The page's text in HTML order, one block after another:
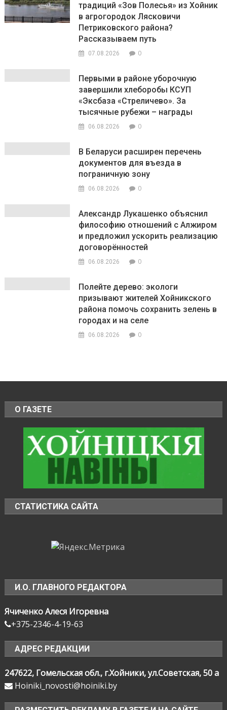
традиций «Зов Полесья» из Хойник
в агрогородок Лясковичи
Петриковского района?
Рассказываем путь
07.08.2026 0
Первыми в районе уборочную
завершили хлеборобы КСУП
«Эксбаза «Стреличево». За
тысячные рубежи – награды
06.08.2026 0
В Беларуси расширен перечень
документов для въезда в
пограничную зону
06.08.2026 0
Александр Лукашенко объяснил
философию отношений с Алжиром
и предложил ускорить реализацию
договорённостей
06.08.2026 0
Полейте дерево: экологи
призывают жителей Хойникского
района помочь сохранить зелень в
городах и на селе
06.08.2026 0
О ГАЗЕТЕ
СТАТИСТИКА САЙТА
И.О. ГЛАВНОГО РЕДАКТОРА
Ячиченко Алеся Игоревна
+375-2346-4-19-63
АДРЕС РЕДАКЦИИ
247622, Гомельская обл., г.Хойники, ул.Советская, 50 а
Hoiniki_novosti@hoiniki.by